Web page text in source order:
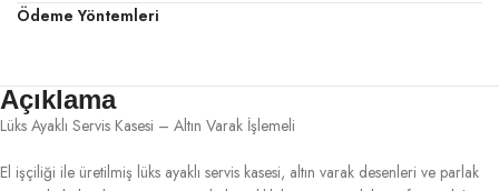
Ödeme Yöntemleri
Açıklama
Lüks Ayaklı Servis Kasesi – Altın Varak İşlemeli
El işçiliği ile üretilmiş lüks ayaklı servis kasesi, altın varak desenleri ve parlak